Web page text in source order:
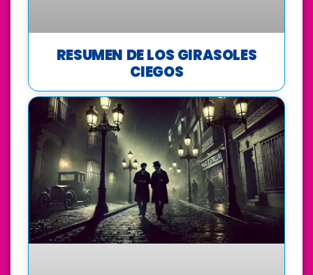
RESUMEN DE LOS GIRASOLES
CIEGOS